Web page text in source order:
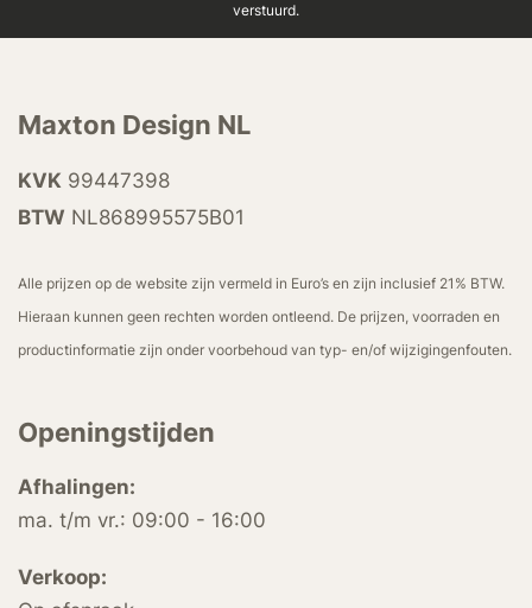
verstuurd.
Maxton Design NL
KVK 99447398
BTW NL868995575B01
Alle prijzen op de website zijn vermeld in Euro’s en zijn inclusief 21% BTW.
Hieraan kunnen geen rechten worden ontleend. De prijzen, voorraden en
productinformatie zijn onder voorbehoud van typ- en/of wijzigingenfouten.
Openingstijden
Afhalingen:
ma. t/m vr.: 09:00 - 16:00
Verkoop: